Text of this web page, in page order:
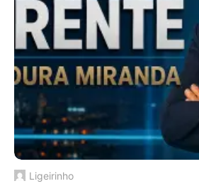
Ligeirinho